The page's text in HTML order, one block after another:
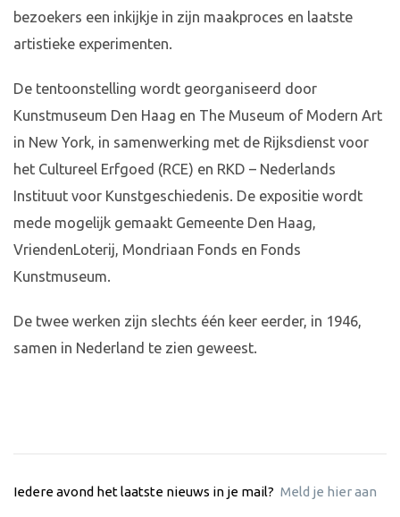
bezoekers een inkijkje in zijn maakproces en laatste
artistieke experimenten.
De tentoonstelling wordt georganiseerd door
Kunstmuseum Den Haag en The Museum of Modern Art
in New York, in samenwerking met de Rijksdienst voor
het Cultureel Erfgoed (RCE) en RKD – Nederlands
Instituut voor Kunstgeschiedenis. De expositie wordt
mede mogelijk gemaakt Gemeente Den Haag,
VriendenLoterij, Mondriaan Fonds en Fonds
Kunstmuseum.
De twee werken zijn slechts één keer eerder, in 1946,
samen in Nederland te zien geweest.
Iedere avond het laatste nieuws in je mail? Meld je hier aan